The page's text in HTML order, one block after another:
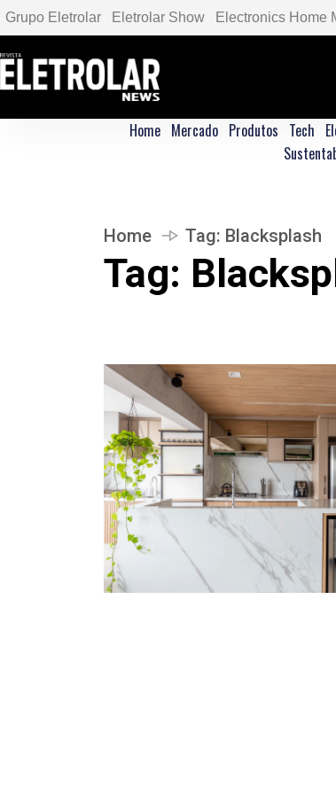
Grupo Eletrolar Eletrolar Show Electronics Home
Home Mercado Produtos Tech
Home Tag: Blacksplash
Tag: